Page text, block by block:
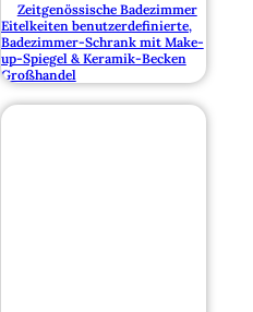
Zeitgenössische Badezimmer
Eitelkeiten benutzerdefinierte,
Badezimmer-Schrank mit Make-
up-Spiegel & Keramik-Becken
Großhandel